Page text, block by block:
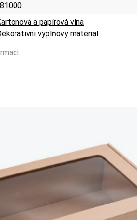
a papírová vlna
výplňový materiál